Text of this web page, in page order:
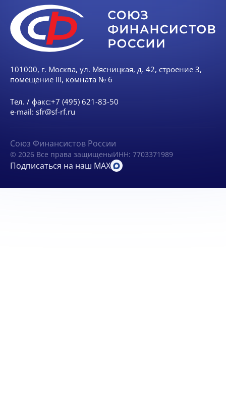
101000, г. Москва, ул. Мясницкая, д. 42, строение 3,
помещение III, комната № 6
Тел. / факс:+7 (495) 621-83-50
e-mail: sfr@sf-rf.ru
Союз Финансистов России
© 2026 Все права защищеныИНН: 7703371989
Подписаться на наш MAX